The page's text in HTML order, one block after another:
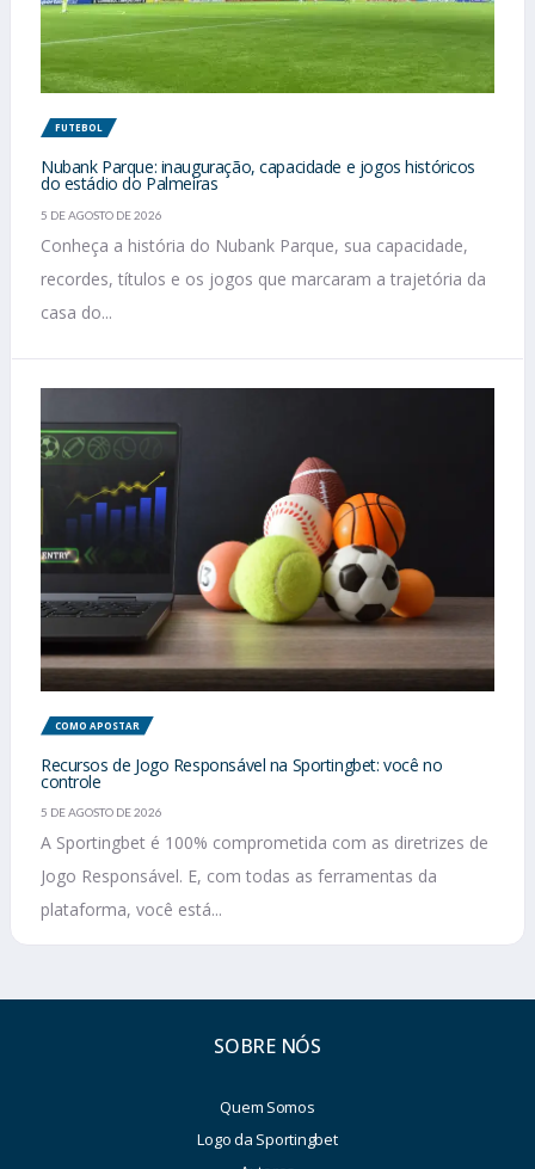
FUTEBOL
Nubank Parque: inauguração, capacidade e jogos históricos
do estádio do Palmeiras
5 DE AGOSTO DE 2026
Conheça a história do Nubank Parque, sua capacidade,
recordes, títulos e os jogos que marcaram a trajetória da
casa do...
COMO APOSTAR
Recursos de Jogo Responsável na Sportingbet: você no
controle
5 DE AGOSTO DE 2026
A Sportingbet é 100% comprometida com as diretrizes de
Jogo Responsável. E, com todas as ferramentas da
plataforma, você está...
SOBRE NÓS
Quem Somos
Logo da Sportingbet